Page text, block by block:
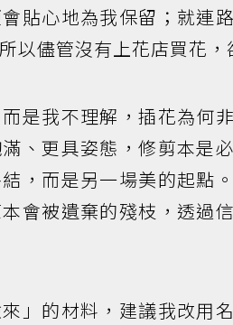
貼心地為我保留；就連
以儘管沒有上花店買花，
是我不理解，插花為何
、更具姿態，修剪本是
，而是另一場美的起點
會被遺棄的殘枝，透過
」的材料，建議我改用